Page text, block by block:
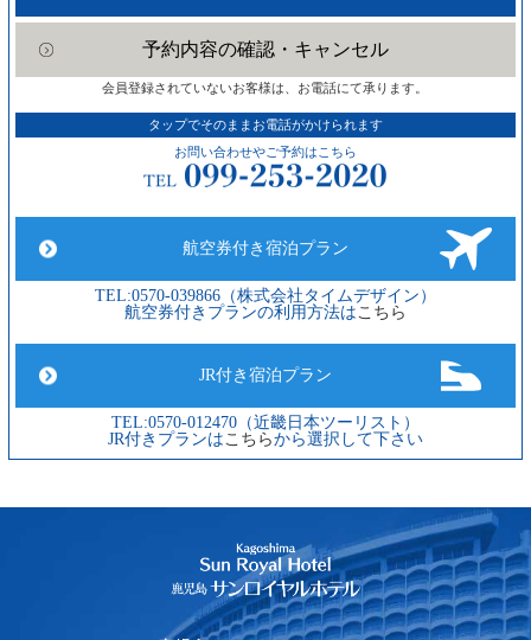
予約内容の確認・キャンセル
会員登録されていないお客様は、お電話にて承ります。
タップでそのままお電話がかけられます
お問い合わせやご予約はこちら
航空券付き宿泊プラン
TEL:0570-039866（株式会社タイムデザイン）
航空券付きプランの利用方法はこちら
JR付き宿泊プラン
TEL:0570-012470（近畿日本ツーリスト）
JR付きプランはこちらから選択して下さい